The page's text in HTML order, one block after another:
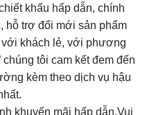
khấu hấp dẫn, chính
hỗ trợ đổi mới sản phẩm
khách lẻ, với phương
tôi cam kết đem đến
kèm theo dịch vụ hậu
khuyến mãi hấp dẫn.Vui